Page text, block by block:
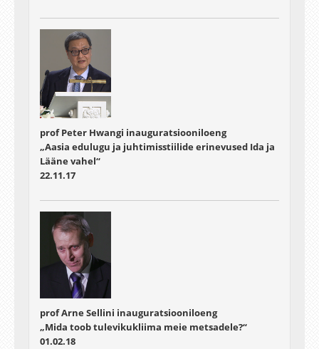
prof Peter Hwangi inauguratsiooniloeng
„Aasia edulugu ja juhtimisstiilide erinevused Ida ja
Lääne vahel“
22.11.17
prof Arne Sellini inauguratsiooniloeng
„Mida toob tulevikukliima meie metsadele?“
01.02.18